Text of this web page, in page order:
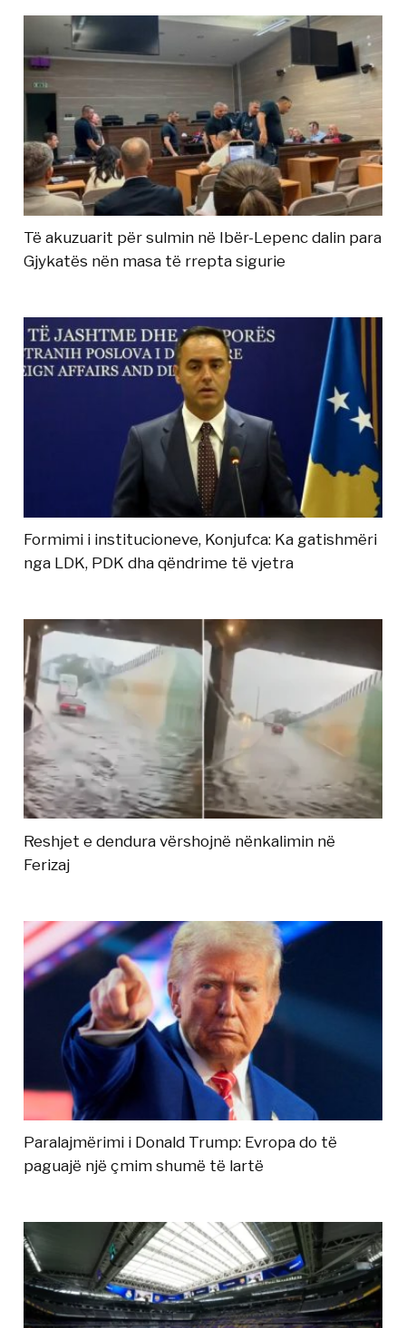
Të akuzuarit për sulmin në Ibër-Lepenc dalin para
Gjykatës nën masa të rrepta sigurie
Formimi i institucioneve, Konjufca: Ka gatishmëri
nga LDK, PDK dha qëndrime të vjetra
Reshjet e dendura vërshojnë nënkalimin në
Ferizaj
Paralajmërimi i Donald Trump: Evropa do të
paguajë një çmim shumë të lartë